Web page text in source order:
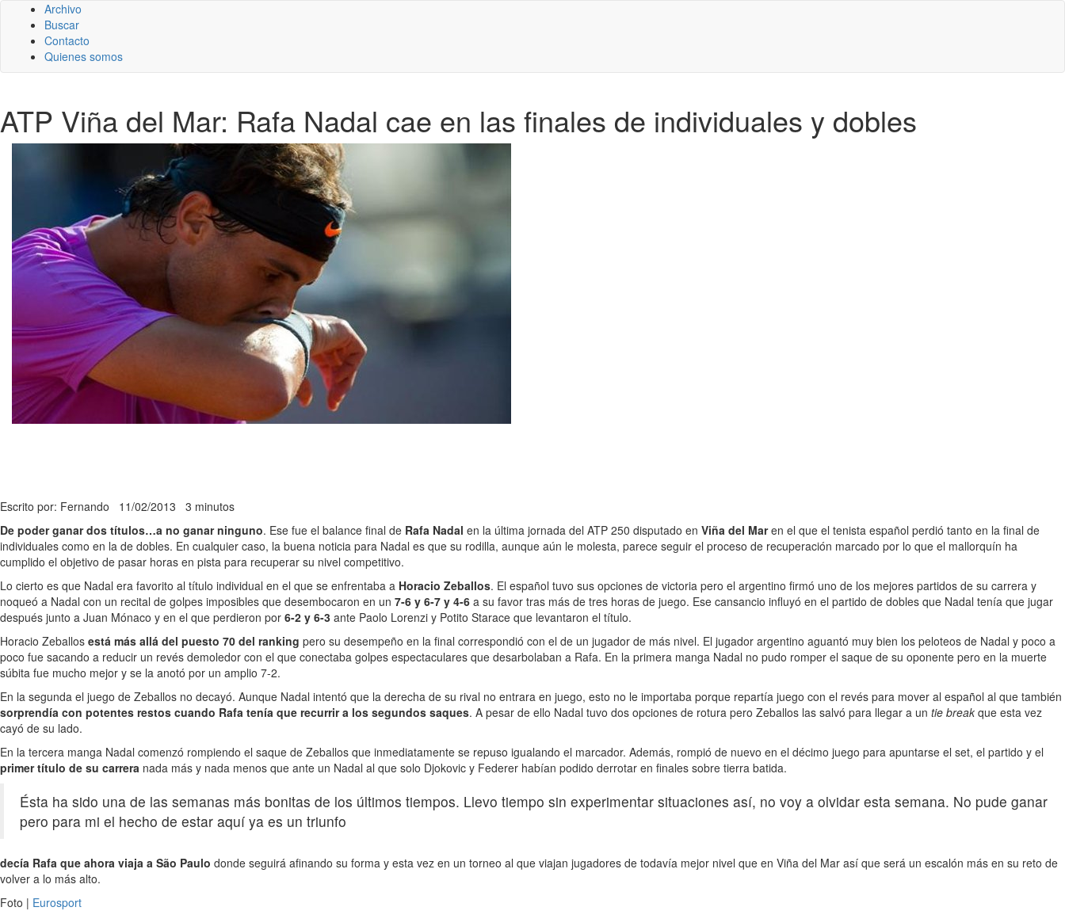
Archivo
Buscar
Contacto
Quienes somos
ATP Viña del Mar: Rafa Nadal cae en las finales de individuales y dobles
Escrito por: Fernando 11/02/2013 3 minutos
De poder ganar dos títulos…a no ganar ninguno. Ese fue el balance final de Rafa Nadal en la última jornada del ATP 250 disputado en Viña del Maren el que el tenista español perdió tanto en la final de
individuales como en la de dobles. En cualquier caso, la buena noticia para Nadal es que su rodilla, aunque aún le molesta, parece seguir el proceso de recuperación marcado por lo que el mallorquín ha
cumplido el objetivo de pasar horas en pista para recuperar su nivel competitivo.
Lo cierto es que Nadal era favorito al título individual en el que se enfrentaba a Horacio Zeballos. El español tuvo sus opciones de victoria pero el argentino firmó uno de los mejores partidos de su carrera y
noqueó a Nadal con un recital de golpes imposibles que desembocaron en un 7-6 y 6-7 y 4-6 a su favor tras más de tres horas de juego. Ese cansancio influyó en el partido de dobles que Nadal tenía que jugar
después junto a Juan Mónaco y en el que perdieron por 6-2 y 6-3 ante Paolo Lorenzi y Potito Starace que levantaron el título.
Horacio Zeballos está más allá del puesto 70 del ranking pero su desempeño en la final correspondió con el de un jugador de más nivel. El jugador argentino aguantó muy bien los peloteos de Nadal y poco a
poco fue sacando a reducir un revés demoledor con el que conectaba golpes espectaculares que desarbolaban a Rafa. En la primera manga Nadal no pudo romper el saque de su oponente pero en la muerte
súbita fue mucho mejor y se la anotó por un amplio 7-2.
En la segunda el juego de Zeballos no decayó. Aunque Nadal intentó que la derecha de su rival no entrara en juego, esto no le importaba porque repartía juego con el revés para mover al español al que también
sorprendía con potentes restos cuando Rafa tenía que recurrir a los segundos saques. A pesar de ello Nadal tuvo dos opciones de rotura pero Zeballos las salvó para llegar a un tie break que esta vez
cayó de su lado.
En la tercera manga Nadal comenzó rompiendo el saque de Zeballos que inmediatamente se repuso igualando el marcador. Además, rompió de nuevo en el décimo juego para apuntarse el set, el partido y el
primer título de su carrera nada más y nada menos que ante un Nadal al que solo Djokovic y Federer habían podido derrotar en finales sobre tierra batida.
Ésta ha sido una de las semanas más bonitas de los últimos tiempos. Llevo tiempo sin experimentar situaciones así, no voy a olvidar esta semana. No pude ganar
pero para mi el hecho de estar aquí ya es un triunfo
decía Rafa que ahora viaja a São Paulo donde seguirá afinando su forma y esta vez en un torneo al que viajan jugadores de todavía mejor nivel que en Viña del Mar así que será un escalón más en su reto de
volver a lo más alto.
Foto | Eurosport